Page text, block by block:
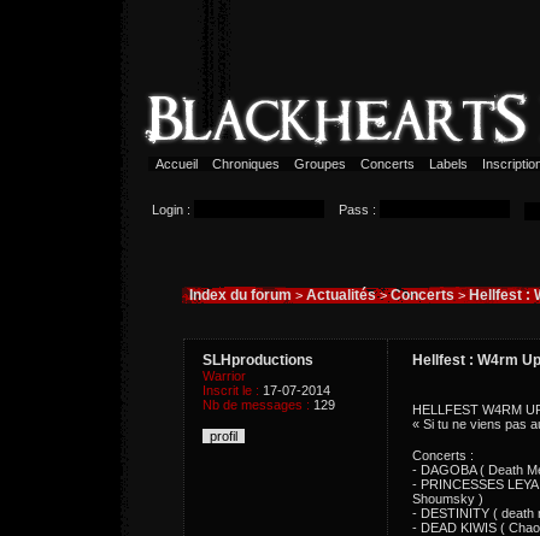
Accueil Chroniques Groupes Concerts Labels
Login : Pass :
Index du forum > Actualités>Concerts >Hellfest :
SLHproductions
Warrior
Inscrit le : 17-07-2014
Nb de messages : 129
profil
Hellfest : W4rm
HELLFEST W4RM
« Si tu ne viens pas
Concerts :
- DAGOBA ( Death
- PRINCESSES
Shoumsky )
- DESTINITY ( death
- DEAD KIWIS (